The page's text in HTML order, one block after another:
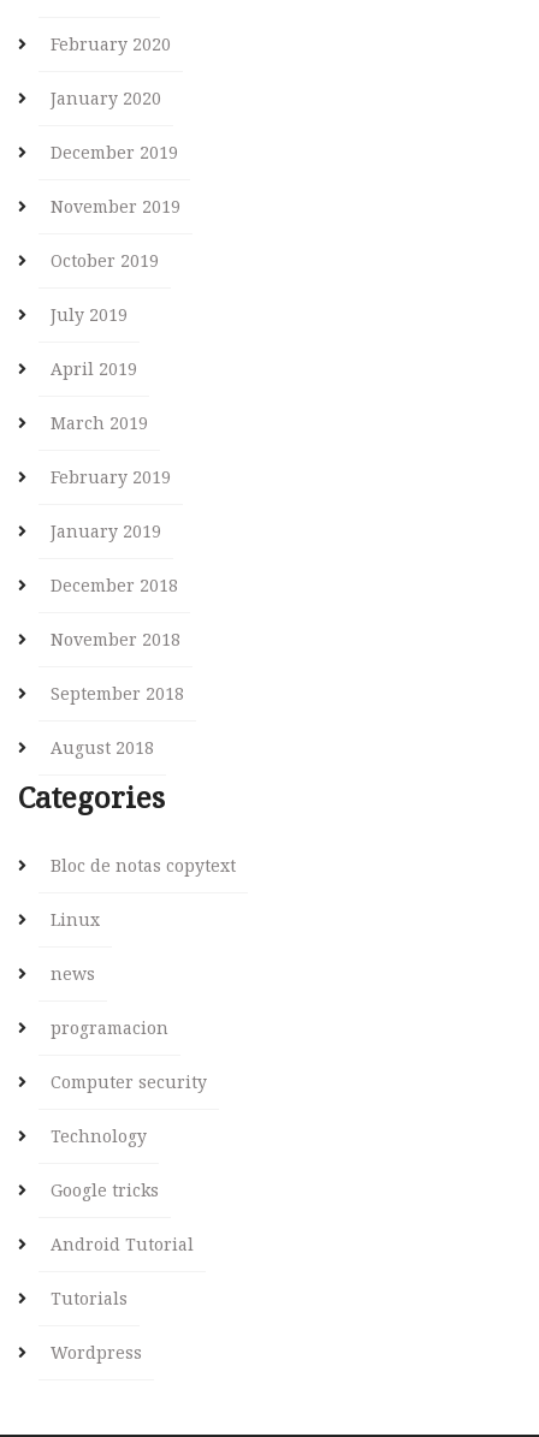
February 2020
January 2020
December 2019
November 2019
October 2019
July 2019
April 2019
March 2019
February 2019
January 2019
December 2018
November 2018
September 2018
August 2018
Categories
Bloc de notas copytext
Linux
news
programacion
Computer security
Technology
Google tricks
Android Tutorial
Tutorials
Wordpress